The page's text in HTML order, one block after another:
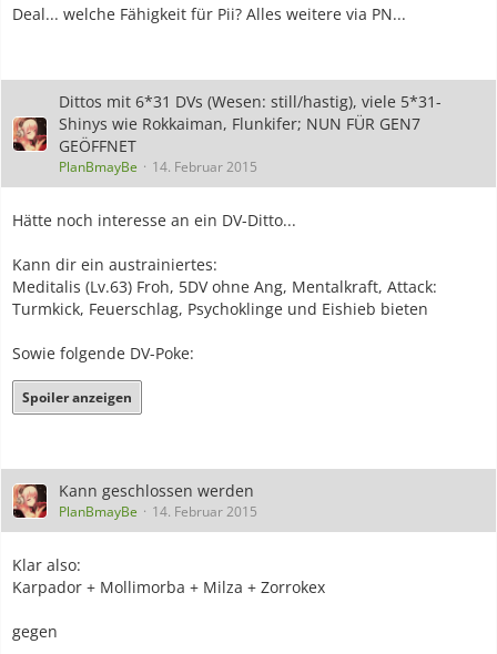
Deal... welche Fähigkeit für Pii? Alles weitere via PN...
Dittos mit 6*31 DVs (Wesen: still/hastig), viele 5*31-
Shinys wie Rokkaiman, Flunkifer; NUN FÜR GEN7
GEÖFFNET
PlanBmayBe 14. Februar 2015
Hätte noch interesse an ein DV-Ditto...
Kann dir ein austrainiertes:
Meditalis (Lv.63) Froh, 5DV ohne Ang, Mentalkraft, Attack:
Turmkick, Feuerschlag, Psychoklinge und Eishieb bieten
Sowie folgende DV-Poke:
Spoiler anzeigen
Kann geschlossen werden
PlanBmayBe 14. Februar 2015
Klar also:
Karpador + Mollimorba + Milza + Zorrokex
gegen